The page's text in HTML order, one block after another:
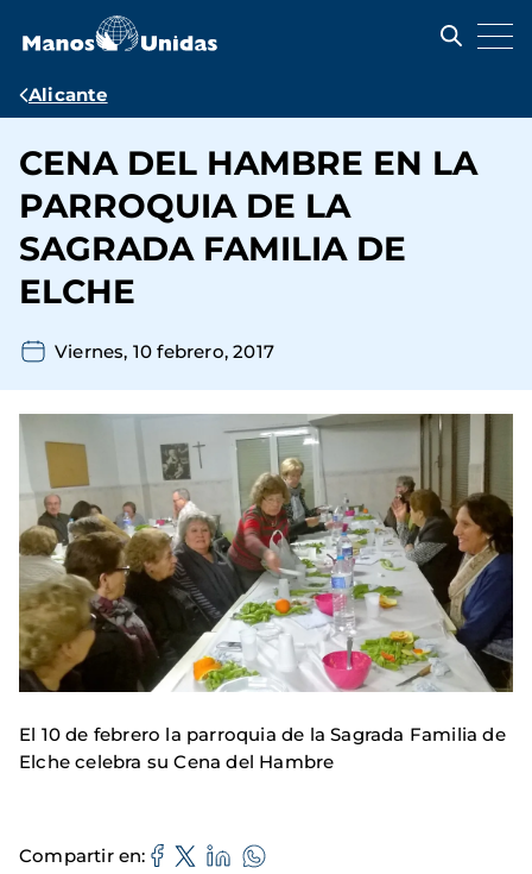
contenido
Ruta
navegación
Alicante
CENA DEL HAMBRE EN LA
PARROQUIA DE LA
SAGRADA FAMILIA DE
ELCHE
Viernes, 10 febrero, 2017
El 10 de febrero la parroquia de la Sagrada Familia de
Elche celebra su Cena del Hambre
Compartir en